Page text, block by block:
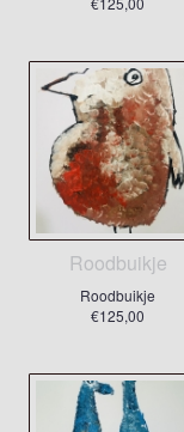
Roodbuikje
Roodbuikje
€125,00